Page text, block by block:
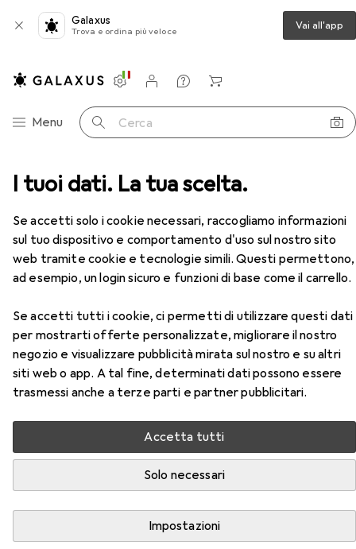
I tuoi dati. La tua scelta.
Se accetti solo i cookie necessari, raccogliamo informazioni
sul tuo dispositivo e comportamento d'uso sul nostro sito
web tramite cookie e tecnologie simili. Questi permettono,
ad esempio, un login sicuro e funzioni di base come il carrello.
Se accetti tutti i cookie, ci permetti di utilizzare questi dati
per mostrarti offerte personalizzate, migliorare il nostro
negozio e visualizzare pubblicità mirata sul nostro e su altri
siti web o app. A tal fine, determinati dati possono essere
trasmessi anche a terze parti e partner pubblicitari.
Accetta tutti
Solo necessari
Impostazioni
Galaxus
Trova e ordina più veloce Vai all'app
Categoria Navigazione
Menu Cerca
Impostazioni
Conto cliente
Liste di confronto
Liste dei desideri
Carrello
Epson Cartuccia D'Inchiostro Durabrite Yel 16
EUR
13,48 da 2 Pezzi
EpsonCartuccia D'Inchiostro
Durabrite Yel 16
Accessori per Epson Cartuccia
D'Inchiostro Durabrite Yel 16
Qui trovi accessori adatti per il prodotto Epson Cartuccia
D'Inchiostro Durabrite Yel 16 della categoria Carta.
Rilevanza
Elenco dei prodotti